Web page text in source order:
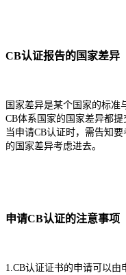
CB认证报告的国家差异
国家差异是某个国家的标准
CB体系国家的国家差异都提
当申请CB认证时，需告知
的国家差异考虑进去。
申请CB认证的注意事项
1.CB认证证书的申请可以